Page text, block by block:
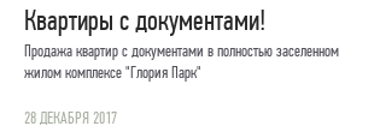
Квартиры с документами!
Продажа квартир с документами в полностью заселенном
жилом комплексе "Глория Парк"
28 ДЕКАБРЯ 2017